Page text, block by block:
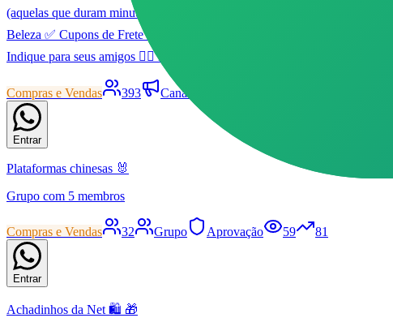
(aquelas que duram minutos!) 🎟️ Cupons Exclusivos das maiores lojas
Beleza ✅ Cupons de Frete Grátis 👉 Dúvidas? Pode chamar os adm's.
Indique para seus amigos 👇🏻 https://biolink.info/promohds
Compras e Vendas 393 Canal
Entrar
Plataformas chinesas 🐰
Grupo com 5 membros
Compras e Vendas 32 Grupo Aprovação 59 81
Entrar
Achadinhos da Net 🛍️ 🎁